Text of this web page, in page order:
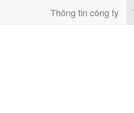
Thông tin công ty